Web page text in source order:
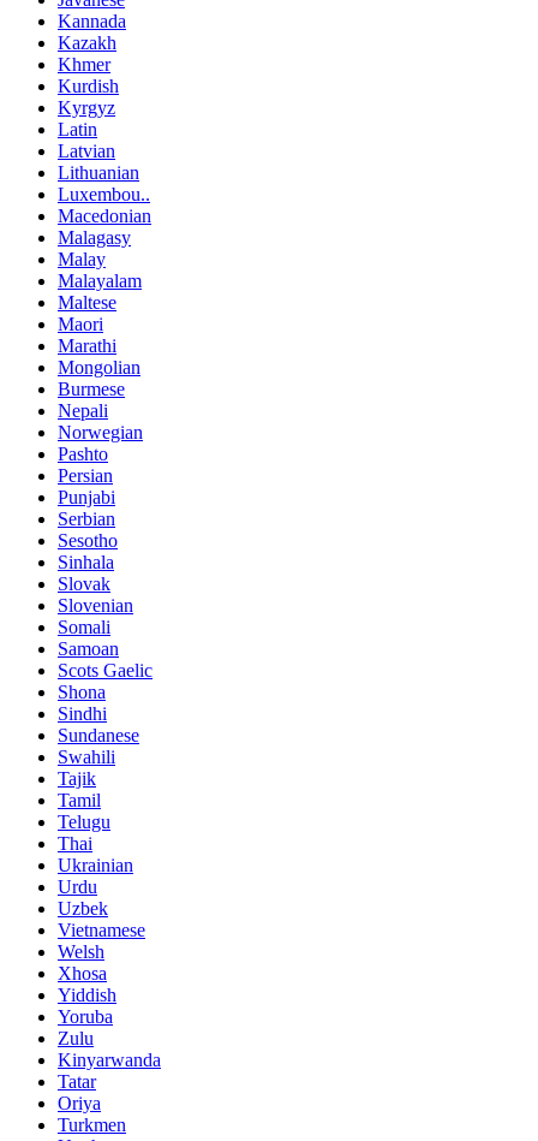
Kannada
Kazakh
Khmer
Kurdish
Kyrgyz
Latin
Latvian
Lithuanian
Luxembou..
Macedonian
Malagasy
Malay
Malayalam
Maltese
Maori
Marathi
Mongolian
Burmese
Nepali
Norwegian
Pashto
Persian
Punjabi
Serbian
Sesotho
Sinhala
Slovak
Slovenian
Somali
Samoan
Scots Gaelic
Shona
Sindhi
Sundanese
Swahili
Tajik
Tamil
Telugu
Thai
Ukrainian
Urdu
Uzbek
Vietnamese
Welsh
Xhosa
Yiddish
Yoruba
Zulu
Kinyarwanda
Tatar
Oriya
Turkmen